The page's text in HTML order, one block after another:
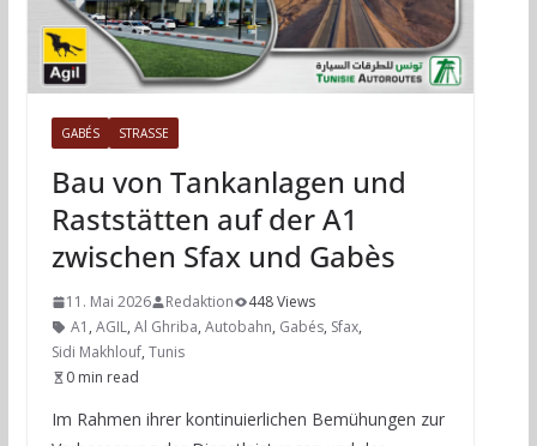
GABÉS STRASSE
Bau von Tankanlagen und
Raststätten auf der A1
zwischen Sfax und Gabès
11. Mai 2026 Redaktion
448 Views
A1 , AGIL, Al Ghriba, Autobahn, Gabés, Sfax,
Sidi Makhlouf, Tunis
0 min read
Im Rahmen ihrer kontinuierlichen Bemühungen zur